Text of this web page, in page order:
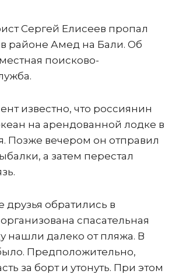
Сергей Елисеев пропал
районе Амед на Бали. Об
поисково-
известно, что россиянин
на арендованной лодке в
Позже вечером он отправил
а затем перестал
обратились в
спасательная
нашли далеко от пляжа. В
Предположительно,
за борт и утонуть. При этом